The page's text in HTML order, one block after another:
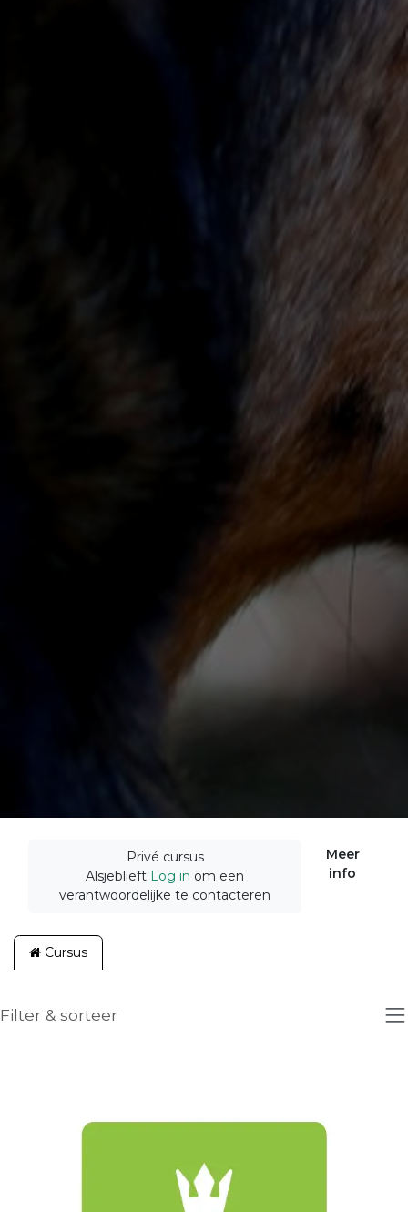
Privé cursus
Alsjeblieft Log in om een
verantwoordelijke te contacteren
Meer
info
Cursus
Filter & sorteer